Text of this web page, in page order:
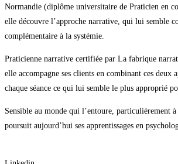
Normandie (diplôme universitaire de Praticien en
elle découvre l’approche narrative, qui lui semble
complémentaire à la systémie.
Praticienne narrative certifiée par La fabrique
elle accompagne ses clients en combinant ces deux
chaque séance ce qui lui semble le plus approprié
Sensible au monde qui l’entoure, particulièrement
poursuit aujourd’hui ses apprentissages en